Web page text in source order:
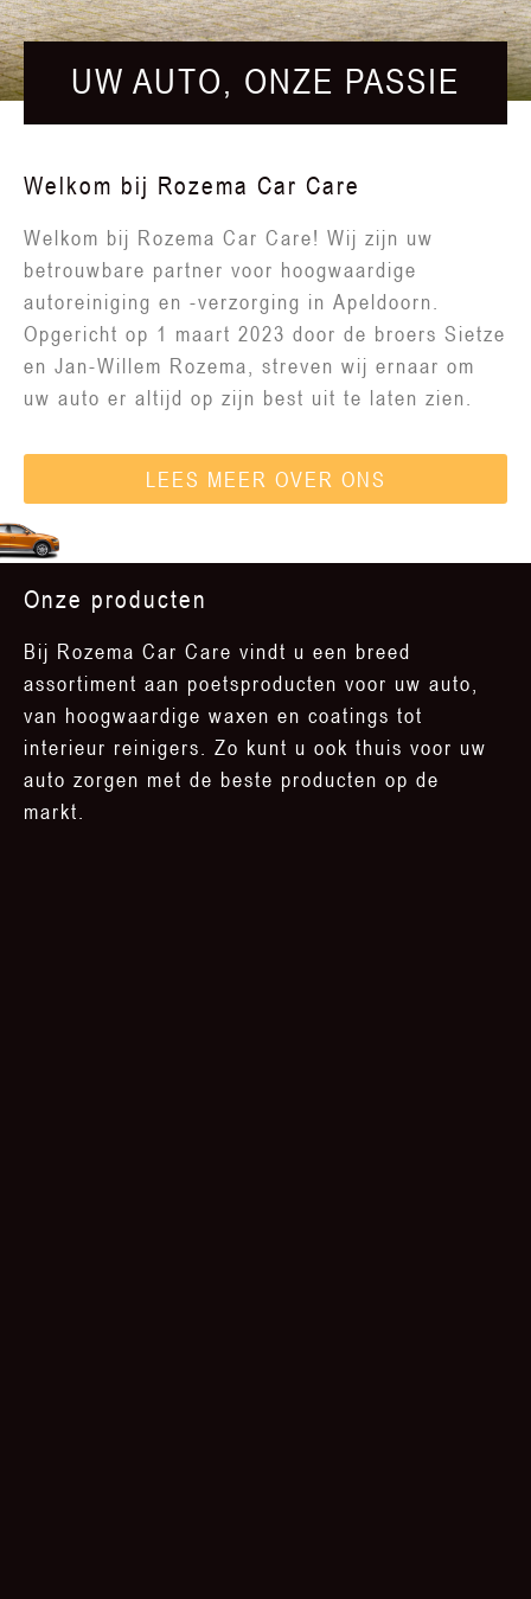
UW AUTO, ONZE PASSIE
Welkom bij Rozema Car Care
Welkom bij Rozema Car Care! Wij zijn uw
betrouwbare partner voor hoogwaardige
autoreiniging en -verzorging in Apeldoorn.
Opgericht op 1 maart 2023 door de broers Sietze
en Jan-Willem Rozema, streven wij ernaar om
uw auto er altijd op zijn best uit te laten zien.
LEES MEER OVER ONS
Onze producten
Bij Rozema Car Care vindt u een breed
assortiment aan poetsproducten voor uw auto,
van hoogwaardige waxen en coatings tot
interieur reinigers. Zo kunt u ook thuis voor uw
auto zorgen met de beste producten op de
markt.